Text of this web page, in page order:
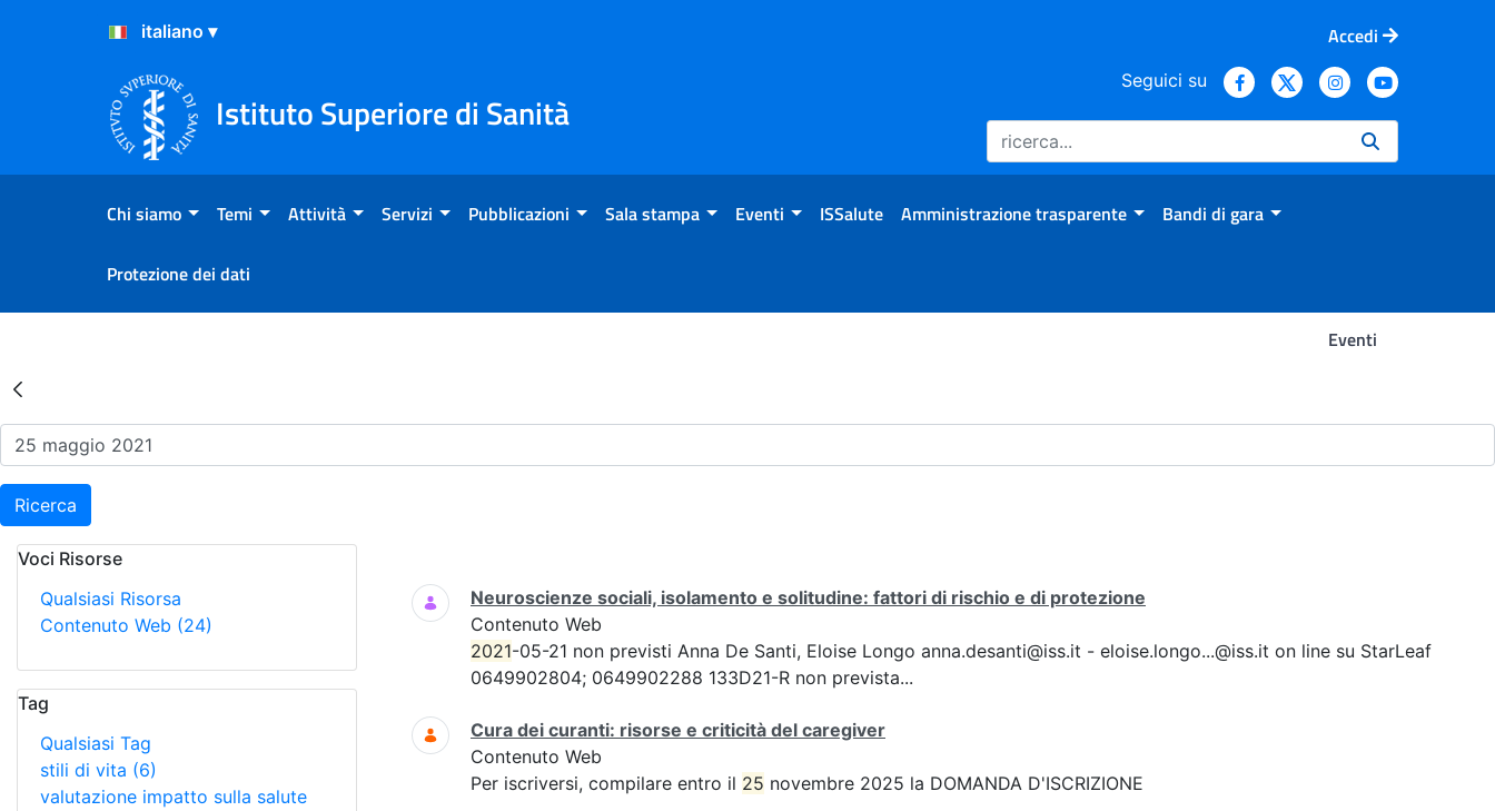
Salta al Contenuto
Salta al Footer
Accedi
Istituto Superiore di Sanità
Seguici su
Chi siamo Temi Attività Servizi Pubblicazioni Sala stampa Eventi ISSalute Amministrazione trasparente Bandi di gara
Protezione dei dati
Eventi
Risultati della Ricerca - Eventi
Ricerca
Voci Risorse
Qualsiasi Risorsa
Contenuto Web (24)
Tag
Qualsiasi Tag
stili di vita (6)
valutazione impatto sulla salute
Ricerca
Neuroscienze sociali, isolamento e solitudine: fattori di rischio e di protezione
Contenuto Web
2021-05-21 non previsti Anna De Santi, Eloise Longo anna.desanti@iss.it - eloise.longo...@iss.it on line su StarLeaf
0649902804; 0649902288 133D21-R non prevista...
Cura dei curanti: risorse e criticità del caregiver
Contenuto Web
Per iscriversi, compilare entro il 25 novembre 2025 la DOMANDA D'ISCRIZIONE